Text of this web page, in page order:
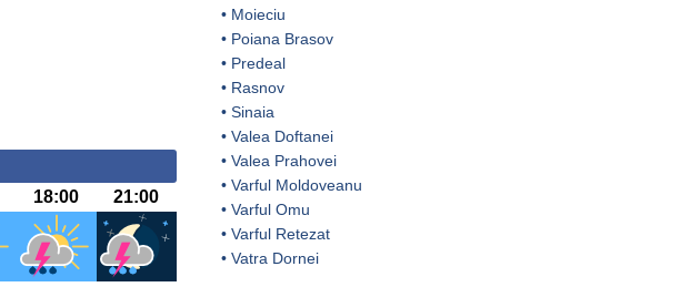
18:00 21:00
• Moieciu
• Poiana Brasov
• Predeal
• Rasnov
• Sinaia
• Valea Doftanei
• Valea Prahovei
• Varful Moldoveanu
• Varful Omu
• Varful Retezat
• Vatra Dornei